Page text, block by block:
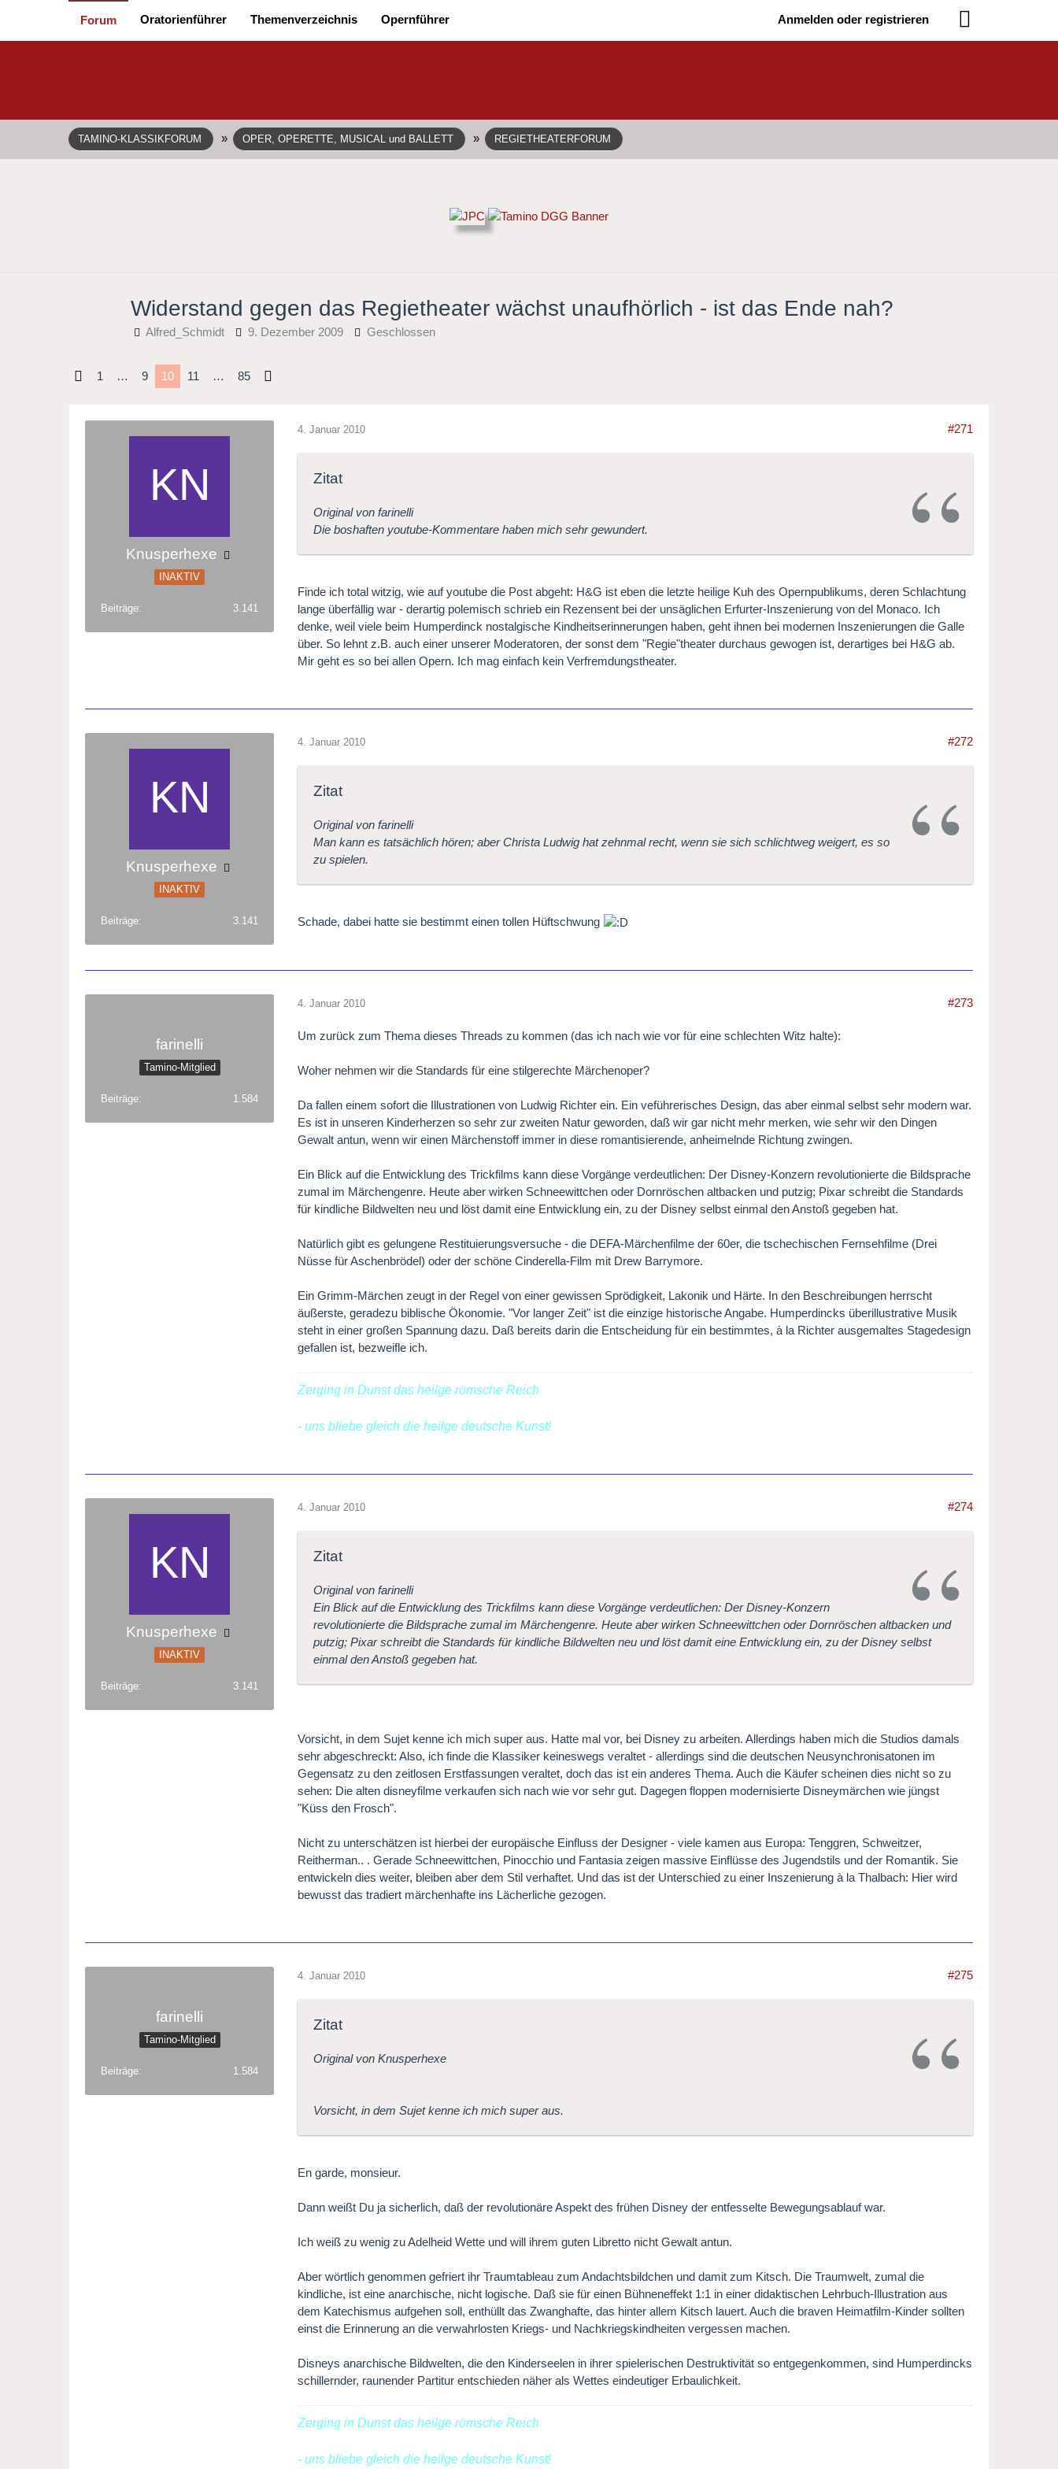
Forum Oratorienführer Themenverzeichnis Opernführer Anmelden oder registrieren
TAMINO-KLASSIKFORUM » OPER, OPERETTE, MUSICAL und BALLETT » REGIETHEATERFORUM
Widerstand gegen das Regietheater wächst unaufhörlich - ist das Ende nah?
Alfred_Schmidt 9. Dezember 2009 Geschlossen
1 … 9 10 11 … 85
Knusperhexe
INAKTIV
Beiträge 3.141
4. Januar 2010 #271
Zitat
Original von farinelli
Die boshaften youtube-Kommentare haben mich sehr gewundert.
Finde ich total witzig, wie auf youtube die Post abgeht: H&G ist eben die letzte heilige Kuh des Opernpublikums, deren Schlachtung
lange überfällig war - derartig polemisch schrieb ein Rezensent bei der unsäglichen Erfurter-Inszenierung von del Monaco. Ich
denke, weil viele beim Humperdinck nostalgische Kindheitserinnerungen haben, geht ihnen bei modernen Inszenierungen die Galle
über. So lehnt z.B. auch einer unserer Moderatoren, der sonst dem "Regie"theater durchaus gewogen ist, derartiges bei H&G ab.
Mir geht es so bei allen Opern. Ich mag einfach kein Verfremdungstheater.
Knusperhexe
INAKTIV
Beiträge 3.141
4. Januar 2010 #272
Zitat
Original von farinelli
Man kann es tatsächlich hören; aber Christa Ludwig hat zehnmal recht, wenn sie sich schlichtweg weigert, es so
zu spielen.
Schade, dabei hatte sie bestimmt einen tollen Hüftschwung
farinelli
Tamino-Mitglied
Beiträge 1.584
4. Januar 2010 #273
Um zurück zum Thema dieses Threads zu kommen (das ich nach wie vor für eine schlechten Witz halte):
Woher nehmen wir die Standards für eine stilgerechte Märchenoper?
Da fallen einem sofort die Illustrationen von Ludwig Richter ein. Ein veführerisches Design, das aber einmal selbst sehr modern war.
Es ist in unseren Kinderherzen so sehr zur zweiten Natur geworden, daß wir gar nicht mehr merken, wie sehr wir den Dingen
Gewalt antun, wenn wir einen Märchenstoff immer in diese romantisierende, anheimelnde Richtung zwingen.
Ein Blick auf die Entwicklung des Trickfilms kann diese Vorgänge verdeutlichen: Der Disney-Konzern revolutionierte die Bildsprache
zumal im Märchengenre. Heute aber wirken Schneewittchen oder Dornröschen altbacken und putzig; Pixar schreibt die Standards
für kindliche Bildwelten neu und löst damit eine Entwicklung ein, zu der Disney selbst einmal den Anstoß gegeben hat.
Natürlich gibt es gelungene Restituierungsversuche - die DEFA-Märchenfilme der 60er, die tschechischen Fernsehfilme (Drei
Nüsse für Aschenbrödel) oder der schöne Cinderella-Film mit Drew Barrymore.
Ein Grimm-Märchen zeugt in der Regel von einer gewissen Sprödigkeit, Lakonik und Härte. In den Beschreibungen herrscht
äußerste, geradezu biblische Ökonomie. "Vor langer Zeit" ist die einzige historische Angabe. Humperdincks überillustrative Musik
steht in einer großen Spannung dazu. Daß bereits darin die Entscheidung für ein bestimmtes, à la Richter ausgemaltes Stagedesign
gefallen ist, bezweifle ich.
Zerging in Dunst das heilge römsche Reich
- uns bliebe gleich die heilge deutsche Kunst!
Knusperhexe
INAKTIV
Beiträge 3.141
4. Januar 2010 #274
Zitat
Original von farinelli
Ein Blick auf die Entwicklung des Trickfilms kann diese Vorgänge verdeutlichen: Der Disney-Konzern
revolutionierte die Bildsprache zumal im Märchengenre. Heute aber wirken Schneewittchen oder Dornröschen altbacken und
putzig; Pixar schreibt die Standards für kindliche Bildwelten neu und löst damit eine Entwicklung ein, zu der Disney selbst
einmal den Anstoß gegeben hat.
Vorsicht, in dem Sujet kenne ich mich super aus. Hatte mal vor, bei Disney zu arbeiten. Allerdings haben mich die Studios damals
sehr abgeschreckt: Also, ich finde die Klassiker keineswegs veraltet - allerdings sind die deutschen Neusynchronisatonen im
Gegensatz zu den zeitlosen Erstfassungen veraltet, doch das ist ein anderes Thema. Auch die Käufer scheinen dies nicht so zu
sehen: Die alten disneyfilme verkaufen sich nach wie vor sehr gut. Dagegen floppen modernisierte Disneymärchen wie jüngst
"Küss den Frosch".
Nicht zu unterschätzen ist hierbei der europäische Einfluss der Designer - viele kamen aus Europa: Tenggren, Schweitzer,
Reitherman.. . Gerade Schneewittchen, Pinocchio und Fantasia zeigen massive Einflüsse des Jugendstils und der Romantik. Sie
entwickeln dies weiter, bleiben aber dem Stil verhaftet. Und das ist der Unterschied zu einer Inszenierung à la Thalbach: Hier wird
bewusst das tradiert märchenhafte ins Lächerliche gezogen.
farinelli
Tamino-Mitglied
Beiträge 1.584
4. Januar 2010 #275
Zitat
Original von Knusperhexe
Vorsicht, in dem Sujet kenne ich mich super aus.
En garde, monsieur.
Dann weißt Du ja sicherlich, daß der revolutionäre Aspekt des frühen Disney der entfesselte Bewegungsablauf war.
Ich weiß zu wenig zu Adelheid Wette und will ihrem guten Libretto nicht Gewalt antun.
Aber wörtlich genommen gefriert ihr Traumtableau zum Andachtsbildchen und damit zum Kitsch. Die Traumwelt, zumal die
kindliche, ist eine anarchische, nicht logische. Daß sie für einen Bühneneffekt 1:1 in einer didaktischen Lehrbuch-Illustration aus
dem Katechismus aufgehen soll, enthüllt das Zwanghafte, das hinter allem Kitsch lauert. Auch die braven Heimatfilm-Kinder sollten
einst die Erinnerung an die verwahrlosten Kriegs- und Nachkriegskindheiten vergessen machen.
Disneys anarchische Bildwelten, die den Kinderseelen in ihrer spielerischen Destruktivität so entgegenkommen, sind Humperdincks
schillernder, raunender Partitur entschieden näher als Wettes eindeutiger Erbaulichkeit.
Zerging in Dunst das heilge römsche Reich
- uns bliebe gleich die heilge deutsche Kunst!